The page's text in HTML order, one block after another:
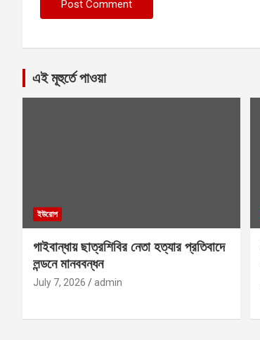
এই মূহুর্তে পাওয়া
ইউরোপ
গাইবান্ধায় ছাত্রশিবির নেতা হত্যার প্রতিবাদে
লন্ডনে মানববন্ধন
July 7, 2026 admin